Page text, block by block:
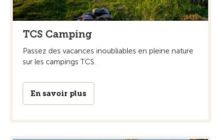
TCS Camping
Passez des vacances inoubliables en pleine nature
sur les campings TCS.
En savoir plus